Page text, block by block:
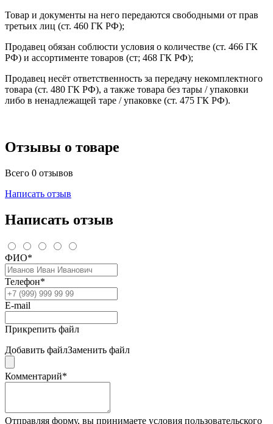
Товар и документы на него передаются свободными от прав
третьих лиц (ст. 460 ГК РФ);
Продавец обязан соблюсти условия о количестве (ст. 466 ГК
РФ) и ассортименте товаров (ст; 468 ГК РФ);
Продавец несёт ответственность за передачу некомплектного
товара (ст. 480 ГК РФ), а также товара без тары / упаковки
либо в ненадлежащей таре / упаковке (ст. 475 ГК РФ).
Отзывы о товаре
Всего 0 отзывов
Написать отзыв
Написать отзыв
ФИО*
Телефон*
E-mail
Прикрепить файл
Добавить файлЗаменить файл
Комментарий*
Отправляя форму, вы принимаете условия пользовательского